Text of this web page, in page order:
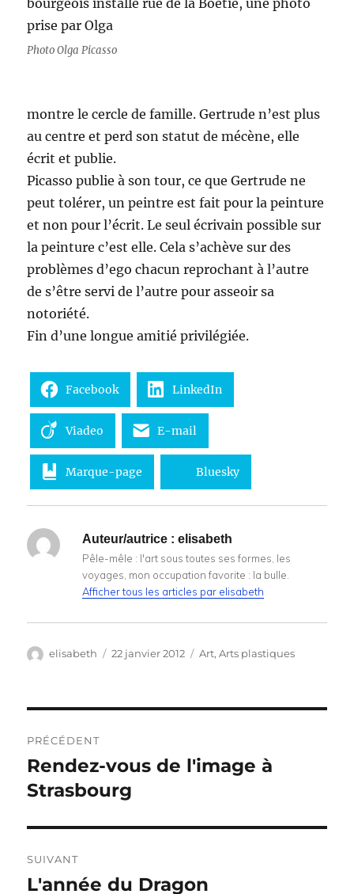
bourgeois installé rue de la Boétie, une photo
prise par Olga
Photo Olga Picasso
montre le cercle de famille. Gertrude n’est plus
au centre et perd son statut de mécène, elle
écrit et publie.
Picasso publie à son tour, ce que Gertrude ne
peut tolérer, un peintre est fait pour la peinture
et non pour l’écrit. Le seul écrivain possible sur
la peinture c’est elle. Cela s’achève sur des
problèmes d’ego chacun reprochant à l’autre
de s’être servi de l’autre pour asseoir sa
notoriété.
Fin d’une longue amitié privilégiée.
Facebook LinkedIn
Viadeo E-mail
Marque-page Bluesky
Auteur/autrice : elisabeth
Pêle-mêle : l'art sous toutes ses formes, les
voyages, mon occupation favorite : la bulle.
Afficher tous les articles par elisabeth
Auteur
elisabeth
Publié
22 janvier 2012 Catégories
Art,Arts plastiques
de
l’article
PRÉCÉDENT
Publication
précédente :
Rendez-vous de l'image à
Strasbourg
SUIVANT
Publication
L'année du Dragon